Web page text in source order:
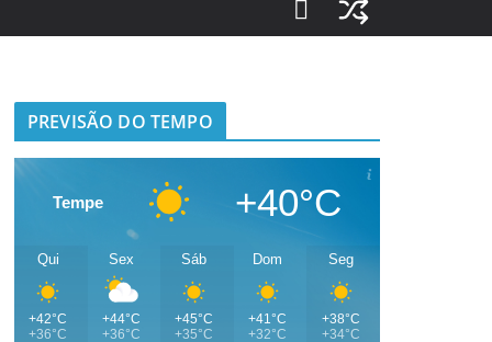
PREVISÃO DO TEMPO
Tempe +40°C
Qui
+42°C
+36°C
Sex
+44°C
+36°C
Sáb
+45°C
+35°C
Dom
+41°C
+32°C
Seg
+38°C
+34°C